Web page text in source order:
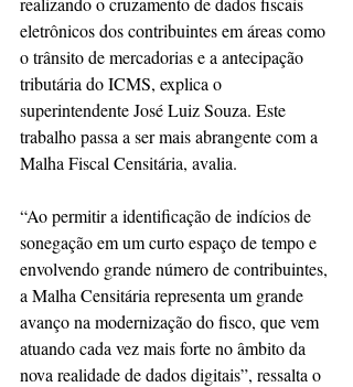
eletrônicos dos contribuintes em áreas como
o trânsito de mercadorias e a antecipação
tributária do ICMS, explica o
superintendente José Luiz Souza. Este
trabalho passa a ser mais abrangente com a
Malha Fiscal Censitária, avalia.
“Ao permitir a identificação de indícios de
sonegação em um curto espaço de tempo e
envolvendo grande número de contribuintes,
a Malha Censitária representa um grande
avanço na modernização do fisco, que vem
atuando cada vez mais forte no âmbito da
nova realidade de dados digitais”, ressalta o